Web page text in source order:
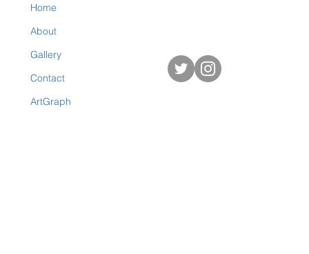
Home
About
Gallery
Contact
ArtGraph